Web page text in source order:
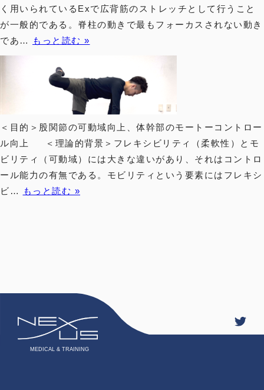
く用いられているExで広背筋のストレッチとして行うこと
が一般的である。脊柱の動きで最もフォーカスされない動き
であ…
もっと読む »
＜目的＞股関節の可動域向上、体幹部のモートーコントロー
ル向上 ＜理論的背景＞フレキシビリティ（柔軟性）とモ
ビリティ（可動域）には大きな違いがあり、それはコントロ
ール能力の有無である。モビリティという要素にはフレキシ
ビ…
もっと読む »